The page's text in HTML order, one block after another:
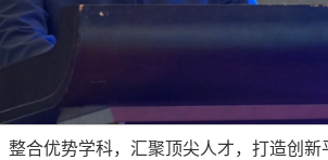
合优势学科，汇聚顶尖人才，打造创